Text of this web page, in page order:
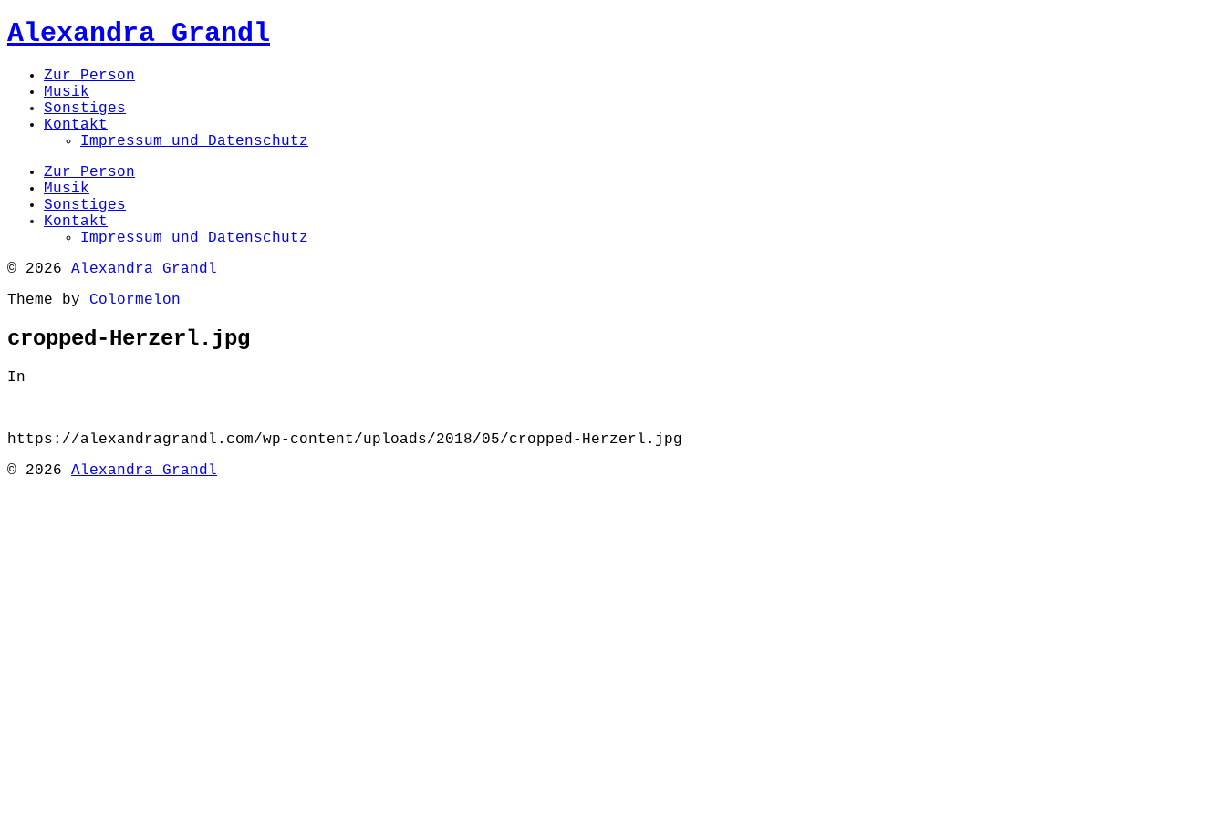
Alexandra Grandl
Zur Person
Musik
Sonstiges
Kontakt
Impressum und Datenschutz
Zur Person
Musik
Sonstiges
Kontakt
Impressum und Datenschutz
© 2026 Alexandra Grandl
Theme by Colormelon
cropped-Herzerl.jpg
In
https://alexandragrandl.com/wp-content/uploads/2018/05/cropped-Herzerl.jpg
© 2026 Alexandra Grandl